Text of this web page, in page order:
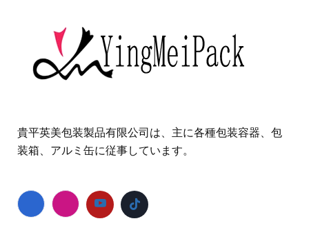
貴平英美包装製品有限公司は、主に各種包装容器、包
装箱、アルミ缶に従事しています。